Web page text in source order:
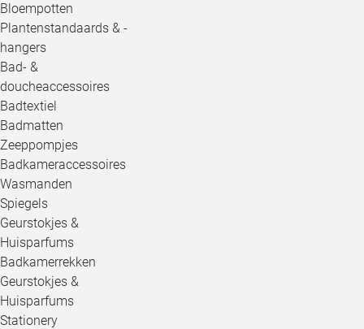
Bloempotten
Plantenstandaards & -
hangers
Bad- &
doucheaccessoires
Badtextiel
Badmatten
Zeeppompjes
Badkameraccessoires
Wasmanden
Spiegels
Geurstokjes &
Huisparfums
Badkamerrekken
Geurstokjes &
Huisparfums
Stationery